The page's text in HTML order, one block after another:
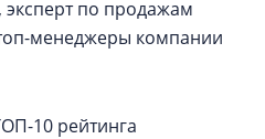
по продажам
менеджеры компании
10 рейтинга